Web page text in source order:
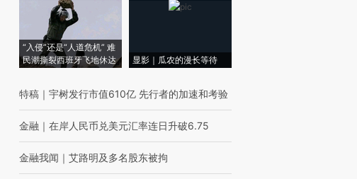
“入侵”还是“人道危机” 难
民潮撕裂西班牙飞地休达
显影｜瓜农的漫长等待
特稿 ｜ 宇树发行市值610亿 先行者的加速和考验
金融 ｜ 在岸人民币兑美元汇率连日升破6.75
金融我闻 ｜ 艾路明及多名股东被拘